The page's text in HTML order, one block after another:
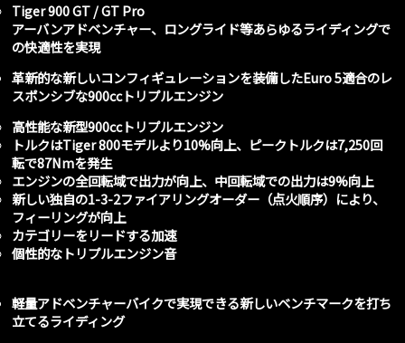
Tiger 900 GT / GT Pro
アーバンアドベンチャー、ロングライド等あらゆるライディングで
の快適性を実現
革新的な新しいコンフィギュレーションを装備したEuro 5適合のレ
スポンシブな900ccトリプルエンジン
高性能な新型900ccトリプルエンジン
トルクはTiger 800モデルより10%向上、ピークトルクは7,250回
転で87Nmを発生
エンジンの全回転域で出力が向上、中回転域での出力は9%向上
新しい独自の1-3-2ファイアリングオーダー（点火順序）により、
フィーリングが向上
カテゴリーをリードする加速
個性的なトリプルエンジン音
軽量アドベンチャーバイクで実現できる新しいベンチマークを打ち
立てるライディング